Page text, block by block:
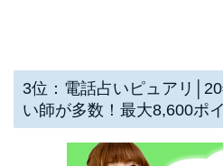
3位：電話占いピュアリ
い師が多数！最大8,600ポ